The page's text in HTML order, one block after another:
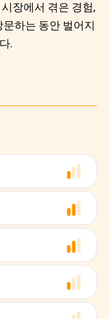
장에서 겪은 경험,
하는 동안 벌어지
.